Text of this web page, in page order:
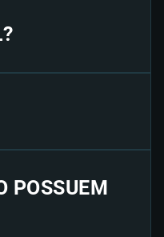
POSSUEM